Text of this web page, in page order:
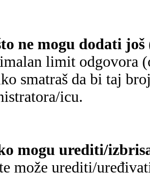
ne mogu dodati
limit odgovora
smatraš da bi taj
icu.
mogu urediti/
može urediti/